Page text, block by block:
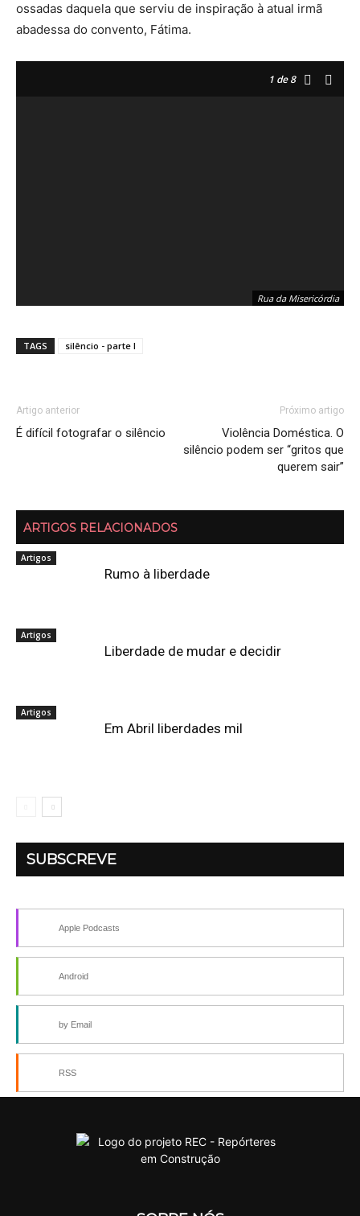
ossadas daquela que serviu de inspiração à atual irmã
abadessa do convento, Fátima.
1 de 8
Rua da Misericórdia
TAGS silêncio - parte I
Artigo anterior
É difícil fotografar o silêncio
Próximo artigo
Violência Doméstica. O
silêncio podem ser “gritos que
querem sair”
ARTIGOS RELACIONADOS
Artigos
Rumo à liberdade
Artigos
Liberdade de mudar e decidir
Artigos
Em Abril liberdades mil
SUBSCREVE
Apple Podcasts
Android
by Email
RSS